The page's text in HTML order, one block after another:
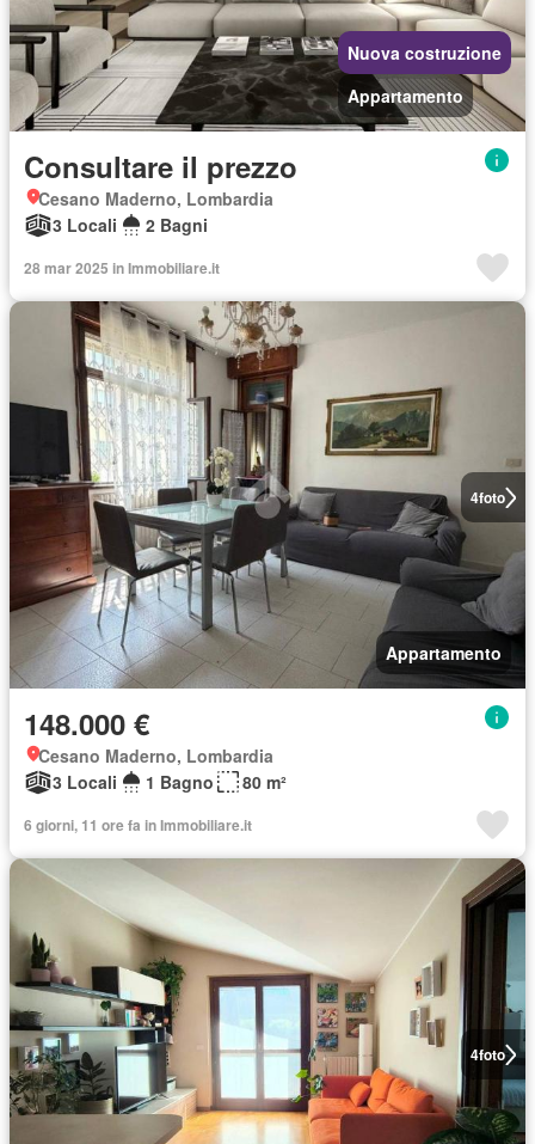
Nuova costruzione
Appartamento
Consultare il prezzo
Cesano Maderno, Lombardia
3 Locali
2 Bagni
28 mar 2025 in Immobiliare.it
4foto
Appartamento
148.000 €
Cesano Maderno, Lombardia
3 Locali
1 Bagno 80 m²
6 giorni, 11 ore fa in Immobiliare.it
4foto